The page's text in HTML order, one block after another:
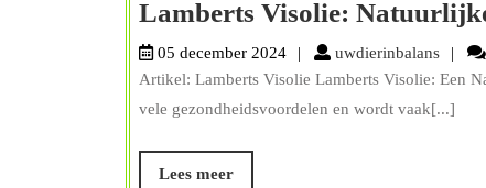
Lamberts Visolie:
05 december 2024 uwdierinbalans
Artikel: Lamberts Visolie Lamberts Visolie: Een
vele gezondheidsvoordelen en wordt vaak[...]
Lees meerLees